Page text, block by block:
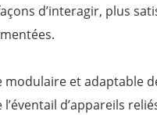
d’interagir, plus
modulaire et adaptable
d’appareils